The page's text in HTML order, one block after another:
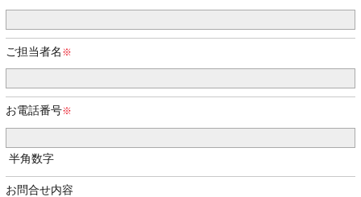
ご担当者名
お電話番号
半角数字
お問合せ内容